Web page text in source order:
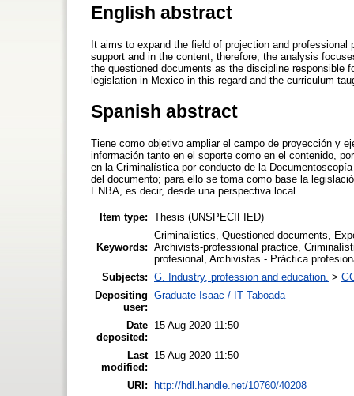
English abstract
It aims to expand the field of projection and
support and in the content, therefore, the analysis
the questioned documents as the discipline
legislation in Mexico in this regard and the curriculum
Spanish abstract
Tiene como objetivo ampliar el campo de proyección y
información tanto en el soporte como en el contenido,
en la Criminalística por conducto de la
del documento; para ello se toma como base la
ENBA, es decir, desde una perspectiva local.
Item type: Thesis (UNSPECIFIED)
Keywords:
Criminalistics, Questioned documents,
Archivists-professional practice,
profesional, Archivistas - Práctica
Subjects: G. Industry, profession and education. >
Depositing
user:
Graduate Isaac / IT Taboada
Date
deposited:
15 Aug 2020 11:50
Last
modified:
15 Aug 2020 11:50
URI: http://hdl.handle.net/10760/40208